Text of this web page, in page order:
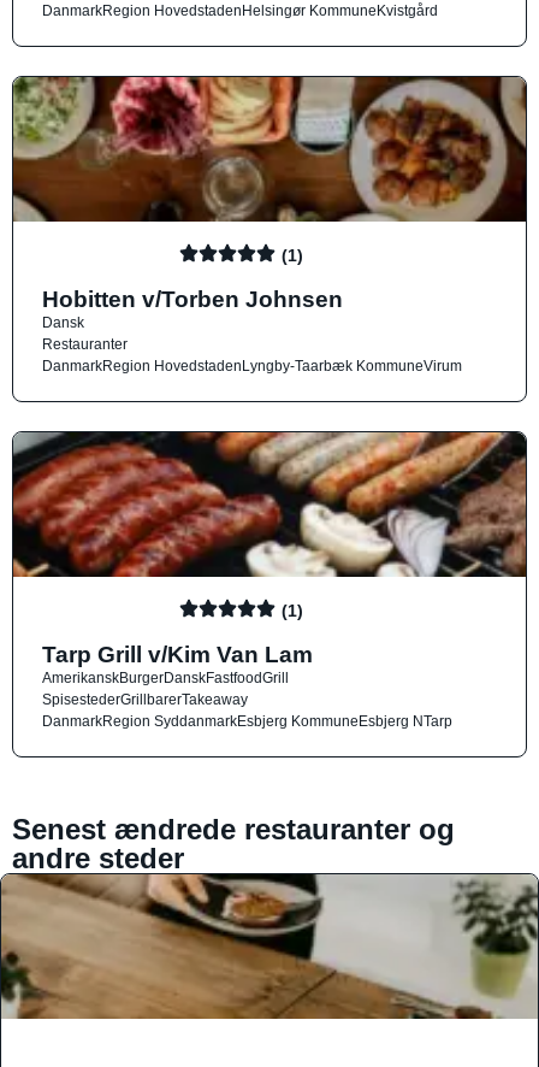
DanmarkRegion HovedstadenHelsingør KommuneKvistgård
(1)
Hobitten v/Torben Johnsen
Dansk
Restauranter
DanmarkRegion HovedstadenLyngby-Taarbæk KommuneVirum
(1)
Tarp Grill v/Kim Van Lam
AmerikanskBurgerDanskFastfoodGrill
SpisestederGrillbarerTakeaway
DanmarkRegion SyddanmarkEsbjerg KommuneEsbjerg NTarp
Senest ændrede restauranter og
andre steder